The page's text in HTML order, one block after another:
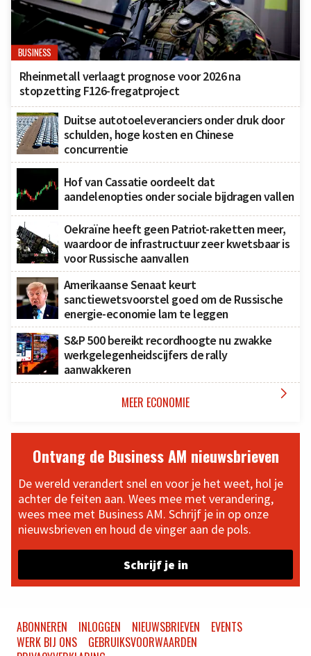
BUSINESS
Rheinmetall verlaagt prognose voor 2026 na
stopzetting F126-fregatproject
Duitse autotoeleveranciers onder druk door
schulden, hoge kosten en Chinese
concurrentie
Hof van Cassatie oordeelt dat
aandelenopties onder sociale bijdragen vallen
Oekraïne heeft geen Patriot-raketten meer,
waardoor de infrastructuur zeer kwetsbaar is
voor Russische aanvallen
Amerikaanse Senaat keurt
sanctiewetsvoorstel goed om de Russische
energie-economie lam te leggen
S&P 500 bereikt recordhoogte nu zwakke
werkgelegenheidscijfers de rally
aanwakkeren
MEER ECONOMIE 
Ontvang de Business AM nieuwsbrieven
De wereld verandert snel en voor je het weet, hol je
achter de feiten aan. Wees mee met verandering,
wees mee met Business AM. Schrijf je in op onze
nieuwsbrieven en houd de vinger aan de pols.
Schrijf je in
ABONNEREN INLOGGEN NIEUWSBRIEVEN
EVENTS
WERK BIJ ONS
GEBRUIKSVOORWAARDEN